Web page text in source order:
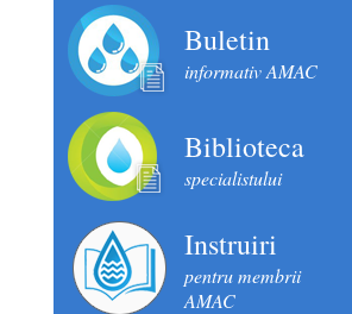
Buletin
informativ AMAC
Biblioteca
specialistului
Instruiri
pentru membrii
AMAC